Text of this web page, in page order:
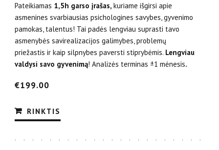
Pateikiamas 1,5h garso įrašas, kuriame išgirsi apie
asmenines svarbiausias psichologines savybes, gyvenimo
pamokas, talentus! Tai padės lengviau suprasti tavo
asmenybės savirealizacijos galimybes, problemų
priežastis ir kaip silpnybes paversti stiprybėmis. Lengviau
valdysi savo gyvenimą! Analizės terminas ±1 mėnesis.
€199.00
RINKTIS